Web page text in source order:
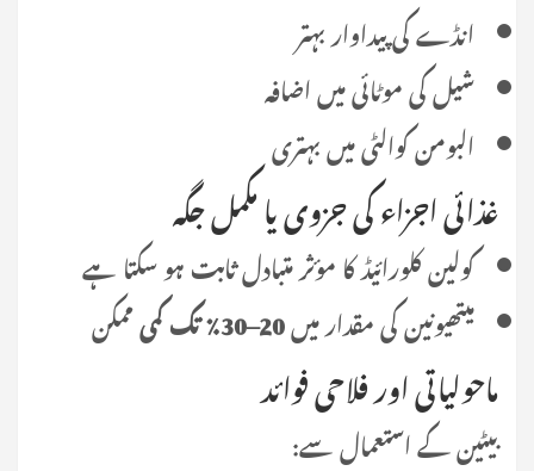
انڈے کی پیداوار بہتر
شیل کی موٹائی میں اضافہ
البومن کوالٹی میں بہتری
غذائی اجزاء کی جزوی یا مکمل جگہ
کولین کلورائیڈ کا مؤثر متبادل ثابت ہو سکتا ہے
میتھیونین کی مقدار میں20–30٪ تک کمی ممکن
ماحولیاتی اور فلاحی فوائد
بیٹین کے استعمال سے: